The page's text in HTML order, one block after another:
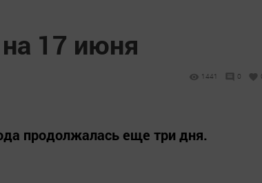
17 июня
1441 0
продолжалась еще три дня.